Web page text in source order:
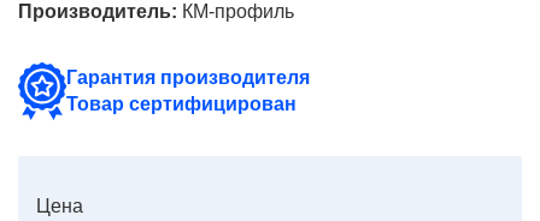
Производитель: КМ-профиль
Гарантия производителя
Товар сертифицирован
Цена